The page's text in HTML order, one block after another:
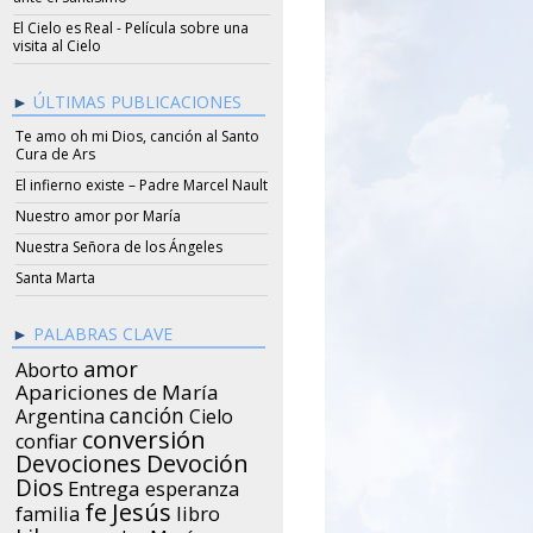
El Cielo es Real - Película sobre una
visita al Cielo
ÚLTIMAS PUBLICACIONES
Te amo oh mi Dios, canción al Santo
Cura de Ars
El infierno existe – Padre Marcel Nault
Nuestro amor por María
Nuestra Señora de los Ángeles
Santa Marta
PALABRAS CLAVE
Aborto amor
Apariciones de María
Argentina canción Cielo
confiar conversión
Devociones Devoción
Dios Entrega esperanza
familia fe Jesús libro